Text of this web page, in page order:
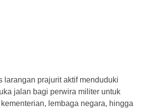
larangan prajurit aktif menduduki
jalan bagi perwira militer untuk
lembaga negara, hingga